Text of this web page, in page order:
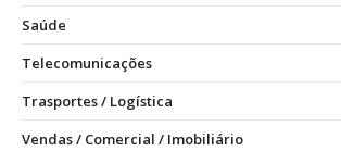
Saúde
Telecomunicações
Trasportes / Logística
Vendas / Comercial / Imobiliário